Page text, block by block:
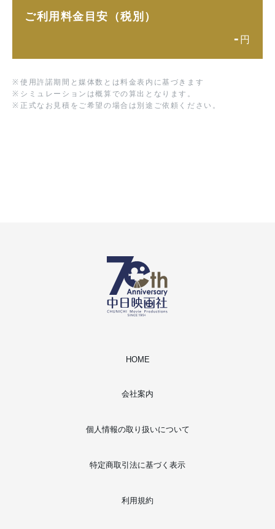
ご利用料金目安（税別）
- 円
※ 使用許諾期間と媒体数とは料金表内に基づきます
※ シミュレーションは概算での算出となります。
※ 正式なお見積をご希望の場合は別途ご依頼ください。
HOME
会社案内
個人情報の取り扱いについて
特定商取引法に基づく表示
利用規約